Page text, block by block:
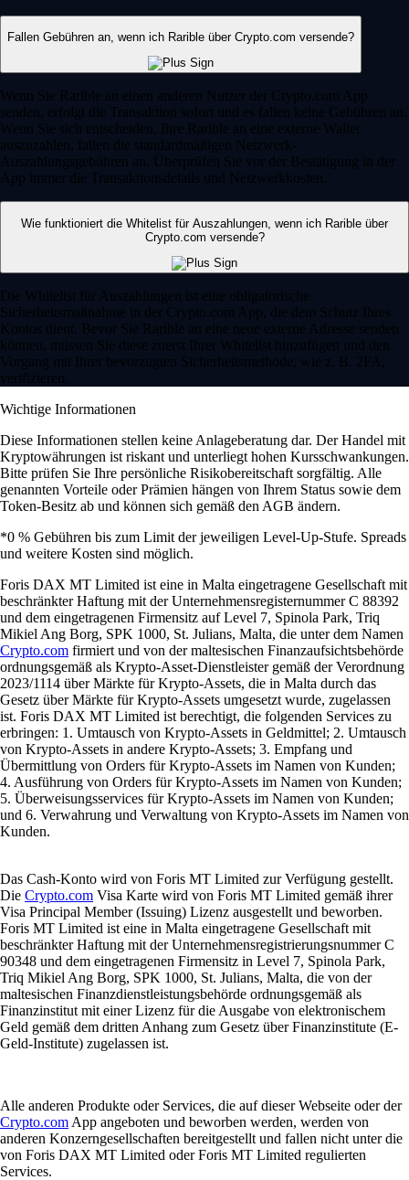
Fallen Gebühren an, wenn ich Rarible über Crypto.com versende?
Wenn Sie Rarible an einen anderen Nutzer der Crypto.com App
senden, erfolgt die Transaktion sofort und es fallen keine Gebühren an.
Wenn Sie sich entscheiden, Ihre Rarible an eine externe Wallet
auszuzahlen, fallen die standardmäßigen Netzwerk-
Auszahlungsgebühren an. Überprüfen Sie vor der Bestätigung in der
App immer die Transaktionsdetails und Netzwerkkosten.
Wie funktioniert die Whitelist für Auszahlungen, wenn ich Rarible über
Crypto.com versende?
Die Whitelist für Auszahlungen ist eine obligatorische
Sicherheitsmaßnahme in der Crypto.com App, die dem Schutz Ihres
Kontos dient. Bevor Sie Rarible an eine neue externe Adresse senden
können, müssen Sie diese zuerst Ihrer Whitelist hinzufügen und den
Vorgang mit Ihrer bevorzugten Sicherheitsmethode, wie z. B. 2FA,
verifizieren.
Wichtige Informationen
Diese Informationen stellen keine Anlageberatung dar. Der Handel mit
Kryptowährungen ist riskant und unterliegt hohen Kursschwankungen.
Bitte prüfen Sie Ihre persönliche Risikobereitschaft sorgfältig. Alle
genannten Vorteile oder Prämien hängen von Ihrem Status sowie dem
Token-Besitz ab und können sich gemäß den AGB ändern.
*0 % Gebühren bis zum Limit der jeweiligen Level-Up-Stufe. Spreads
und weitere Kosten sind möglich.
Foris DAX MT Limited ist eine in Malta eingetragene Gesellschaft mit
beschränkter Haftung mit der Unternehmensregisternummer C 88392
und dem eingetragenen Firmensitz auf Level 7, Spinola Park, Triq
Mikiel Ang Borg, SPK 1000, St. Julians, Malta, die unter dem Namen
Crypto.com firmiert und von der maltesischen Finanzaufsichtsbehörde
ordnungsgemäß als Krypto-Asset-Dienstleister gemäß der Verordnung
2023/1114 über Märkte für Krypto-Assets, die in Malta durch das
Gesetz über Märkte für Krypto-Assets umgesetzt wurde, zugelassen
ist. Foris DAX MT Limited ist berechtigt, die folgenden Services zu
erbringen: 1. Umtausch von Krypto-Assets in Geldmittel; 2. Umtausch
von Krypto-Assets in andere Krypto-Assets; 3. Empfang und
Übermittlung von Orders für Krypto-Assets im Namen von Kunden;
4. Ausführung von Orders für Krypto-Assets im Namen von Kunden;
5. Überweisungsservices für Krypto-Assets im Namen von Kunden;
und 6. Verwahrung und Verwaltung von Krypto-Assets im Namen von
Kunden.
Das Cash-Konto wird von Foris MT Limited zur Verfügung gestellt.
Die Crypto.com Visa Karte wird von Foris MT Limited gemäß ihrer
Visa Principal Member (Issuing) Lizenz ausgestellt und beworben.
Foris MT Limited ist eine in Malta eingetragene Gesellschaft mit
beschränkter Haftung mit der Unternehmensregistrierungsnummer C
90348 und dem eingetragenen Firmensitz in Level 7, Spinola Park,
Triq Mikiel Ang Borg, SPK 1000, St. Julians, Malta, die von der
maltesischen Finanzdienstleistungsbehörde ordnungsgemäß als
Finanzinstitut mit einer Lizenz für die Ausgabe von elektronischem
Geld gemäß dem dritten Anhang zum Gesetz über Finanzinstitute (E-
Geld-Institute) zugelassen ist.
Alle anderen Produkte oder Services, die auf dieser Webseite oder der
Crypto.com App angeboten und beworben werden, werden von
anderen Konzerngesellschaften bereitgestellt und fallen nicht unter die
von Foris DAX MT Limited oder Foris MT Limited regulierten
Services.